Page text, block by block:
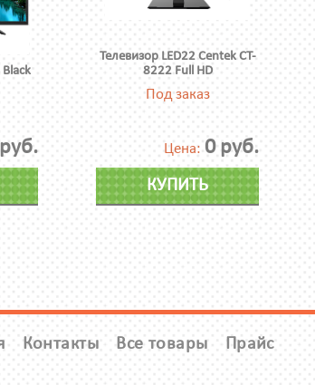
Телевизор LED22 Centek CT-
8222 Full HD
Под заказ
Цена: 0 руб.
КУПИТЬ
Контакты Все товары Прайс